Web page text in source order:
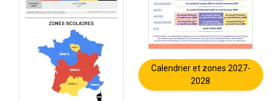
Calendrier et zones 2027-
2028